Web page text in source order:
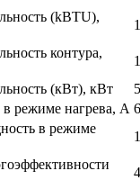
(kBTU),
контура,
(кВт), кВт
режиме нагрева, А
в режиме